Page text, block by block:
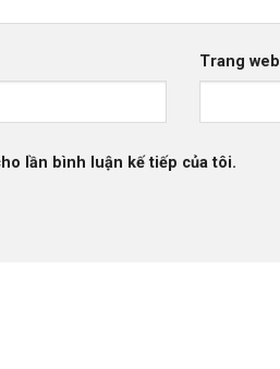
Trang web
lần bình luận kế tiếp của tôi.